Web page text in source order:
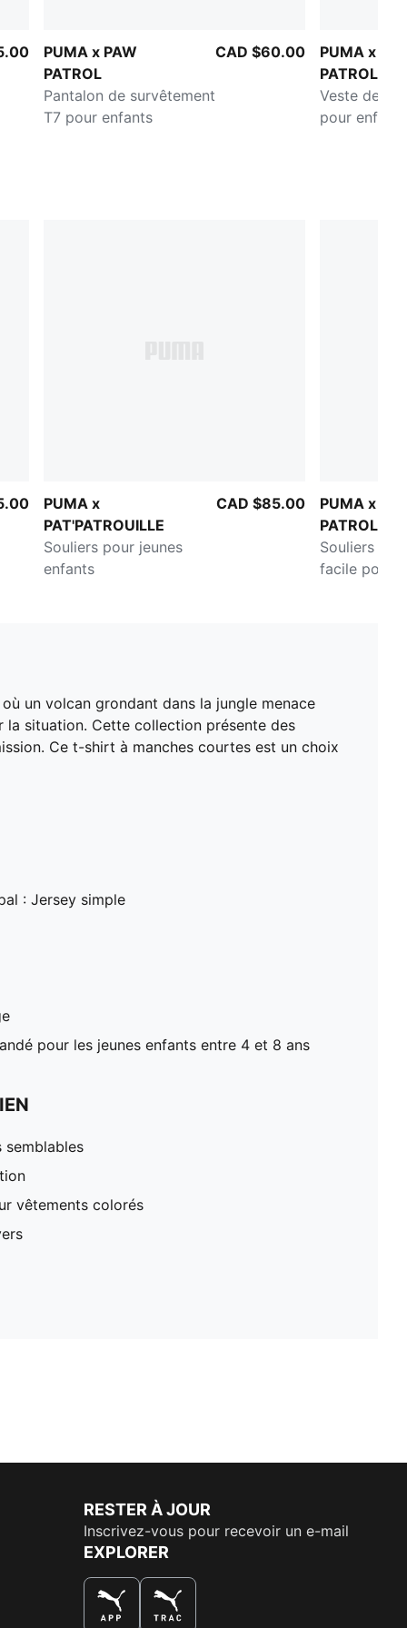
PUMA x PAW
PATROL
Pantalon de survêtement
T7 pour enfants
CAD $60.00
PUMA x
PATROL
Veste de
pour enfants
PUMA x
PAT'PATROUILLE
Souliers pour jeunes
enfants
CAD $85.00
PUMA x
PATROL
Souliers à
facile pour
un volcan grondant dans la jungle menace
situation. Cette collection présente des
Ce t-shirt à manches courtes est un choix
: Jersey simple
pour les jeunes enfants entre 4 et 8 ans
semblables
vêtements colorés
RESTER À JOUR
Inscrivez-vous pour recevoir un e-mail
EXPLORER